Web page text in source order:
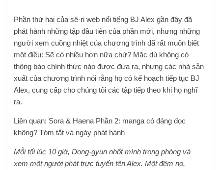
Phần thứ hai của sê-ri web nổi tiếng BJ Alex gần đây đã
phát hành những tập đầu tiên của phần mới, nhưng những
người xem cuồng nhiệt của chương trình đã rất muốn biết
một điều: Sẽ có nhiều hơn nữa chứ? Mặc dù không có
thông báo chính thức nào được đưa ra, nhưng các nhà sản
xuất của chương trình nói rằng họ có kế hoạch tiếp tục BJ
Alex, cung cấp cho chúng tôi các tập tiếp theo khi họ nghĩ
ra.
Liên quan: Sora & Haena Phần 2: manga có đáng đọc
không? Tóm tắt và ngày phát hành
Mỗi tối lúc 10 giờ, Dong-gyun nhốt mình trong phòng và
xem một người phát trực tuyến tên Alex. Một đêm nọ,